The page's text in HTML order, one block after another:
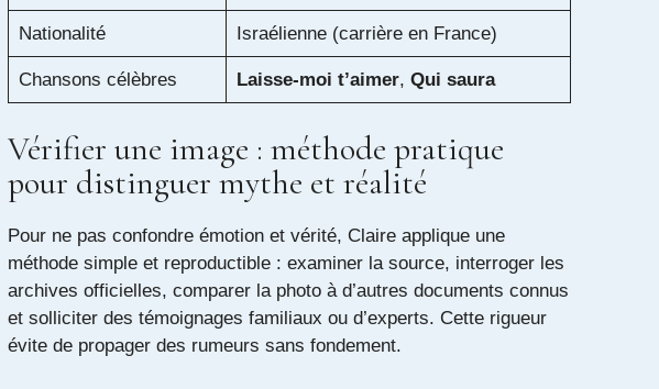
Nationalité Israélienne (carrière en France)
Chansons célèbres Laisse‑moi t’aimer, Qui saura
Vérifier une image : méthode pratique
pour distinguer mythe et réalité
Pour ne pas confondre émotion et vérité, Claire applique une
méthode simple et reproductible : examiner la source, interroger les
archives officielles, comparer la photo à d’autres documents connus
et solliciter des témoignages familiaux ou d’experts. Cette rigueur
évite de propager des rumeurs sans fondement.